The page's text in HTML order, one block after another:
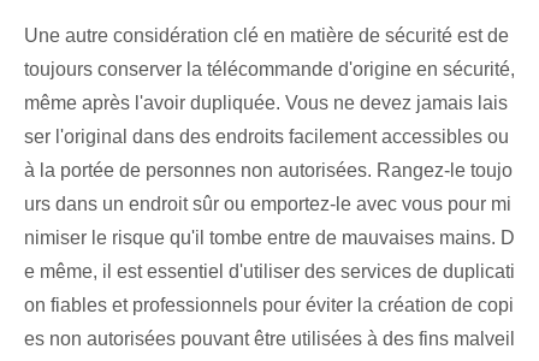
Une autre considération clé en matière de sécurité est de
toujours conserver la télécommande d'origine en sécurité,
même après l'avoir dupliquée. Vous ne devez jamais lais
ser l'original dans des endroits facilement accessibles ou
à la portée de personnes non autorisées. Rangez-le toujo
urs dans un endroit sûr ou emportez-le avec vous pour mi
nimiser le risque qu'il tombe entre de mauvaises mains. D
e même, il est essentiel d'utiliser des services de duplicati
on fiables et professionnels pour éviter la création de copi
es non autorisées pouvant être utilisées à des fins malveil